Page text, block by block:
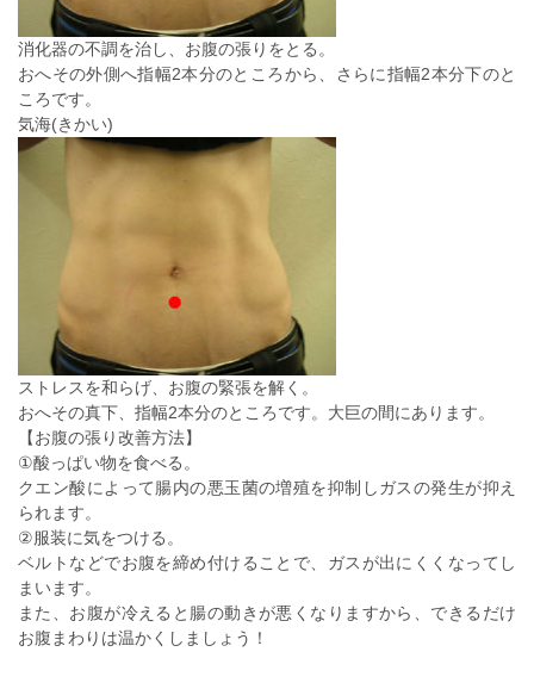
消化器の不調を治し、お腹の張りをとる。
おへその外側へ指幅2本分のところから、さらに指幅2本分下のと
ころです。
気海(きかい)
ストレスを和らげ、お腹の緊張を解く。
おへその真下、指幅2本分のところです。大巨の間にあります。
【お腹の張り改善方法】
①酸っぱい物を食べる。
クエン酸によって腸内の悪玉菌の増殖を抑制しガスの発生が抑え
られます。
②服装に気をつける。
ベルトなどでお腹を締め付けることで、ガスが出にくくなってし
まいます。
また、お腹が冷えると腸の動きが悪くなりますから、できるだけ
お腹まわりは温かくしましょう！